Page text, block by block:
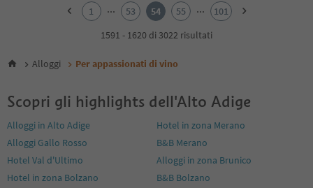
6
9
11
12
13
14
1 ... 53 54 55 ...
101
1591 - 1620 di 3022 risultati
Alloggi Per appassionati di vino
Scopri gli highlights dell'Alto Adige
Alloggi in Alto Adige
Hotel in zona Merano
Alloggi Gallo Rosso
B&B Merano
Hotel Val d'Ultimo
Alloggi in zona Brunico
Hotel in zona Bolzano
B&B Bolzano